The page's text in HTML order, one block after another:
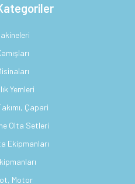
Yemleri
Çapari
Olta Setleri
Ekipmanları
Motor